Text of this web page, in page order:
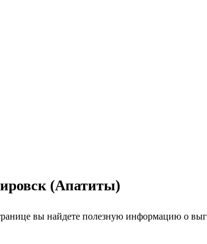
(Апатиты)
вы найдете полезную информацию о